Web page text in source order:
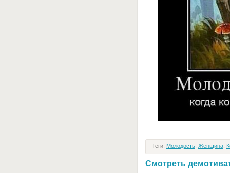
Теги: Молодость Женщина
Смотреть